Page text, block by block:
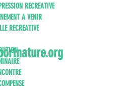
RECREATIVE
A VENIR
RECREATIVE